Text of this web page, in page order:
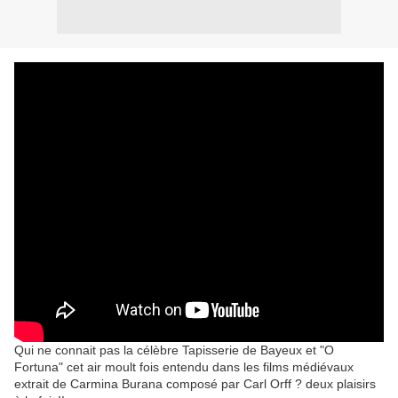
Qui ne connait pas la célèbre Tapisserie de Bayeux et "O
Fortuna" cet air moult fois entendu dans les films médiévaux
extrait de Carmina Burana composé par Carl Orff ? deux plaisirs